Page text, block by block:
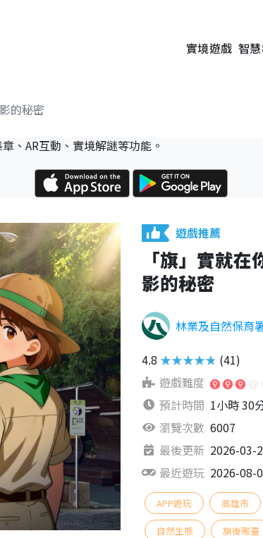
實境遊戲 智
的秘密
、AR互動、實境解謎等功能。
遊戲推薦
「旗」實就
影的秘密
林業及自然保育
4.8 ★★★★★ (41)
遊戲難度
預計時間 1小時 30
瀏覽次數 6007
最後更新 2026-03-
最近遊玩 2026-08-
APP遊玩 高雄市
自然生態 旗後礮臺